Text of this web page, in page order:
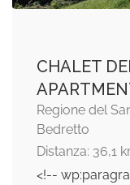
CHALET
Regione del
Bedretto
Distanza: 36,1
<!--